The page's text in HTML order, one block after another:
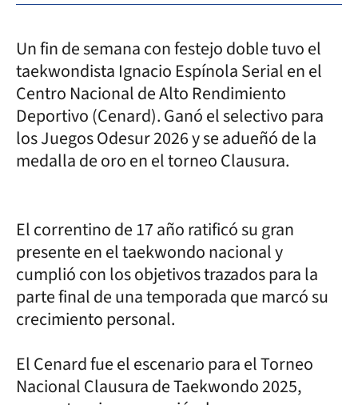
Un fin de semana con festejo doble tuvo el
taekwondista Ignacio Espínola Serial en el
Centro Nacional de Alto Rendimiento
Deportivo (Cenard). Ganó el selectivo para
los Juegos Odesur 2026 y se adueñó de la
medalla de oro en el torneo Clausura.
El correntino de 17 año ratificó su gran
presente en el taekwondo nacional y
cumplió con los objetivos trazados para la
parte final de una temporada que marcó su
crecimiento personal.
El Cenard fue el escenario para el Torneo
Nacional Clausura de Taekwondo 2025,